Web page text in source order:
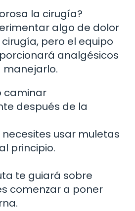
la cirugía?
algo de dolor
pero el equipo
analgésicos
caminar
después de la
necesites usar muletas
principio.
te guiará sobre
comenzar a poner